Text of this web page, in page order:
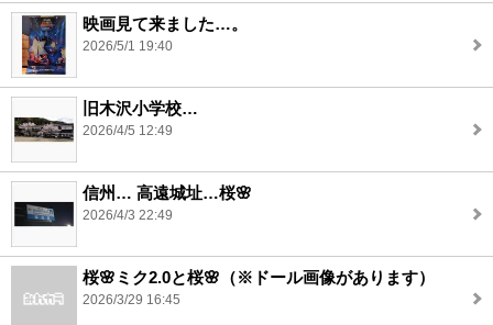
映画見て来ました…。
2026/5/1 19:40
旧木沢小学校…
2026/4/5 12:49
信州… 高遠城址…桜🌸
2026/4/3 22:49
桜🌸ミク2.0と桜🌸（※ドール画像があります）
2026/3/29 16:45